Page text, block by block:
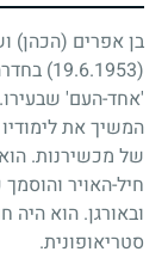
בן אפרים (הכהן)
(19.6.1953)
'אחד-העם' שבעירו.
המשיך את
של מכשירנות.
חיל-האויר
ובאורגן. הוא היה
סטריאופונית.